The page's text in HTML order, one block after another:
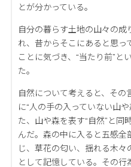
とが分かっている。
自分の暮らす土地の山々の
れ、昔からそこにあると思っ
ことに気づき、“当たり前”と
た。
自然について考えると、そ
に“人の手の入っていない山
た、山や森を表す“自然”と同
んだ。森の中に入ると五感
じ、草花の匂い、揺れる木
として記憶している。その